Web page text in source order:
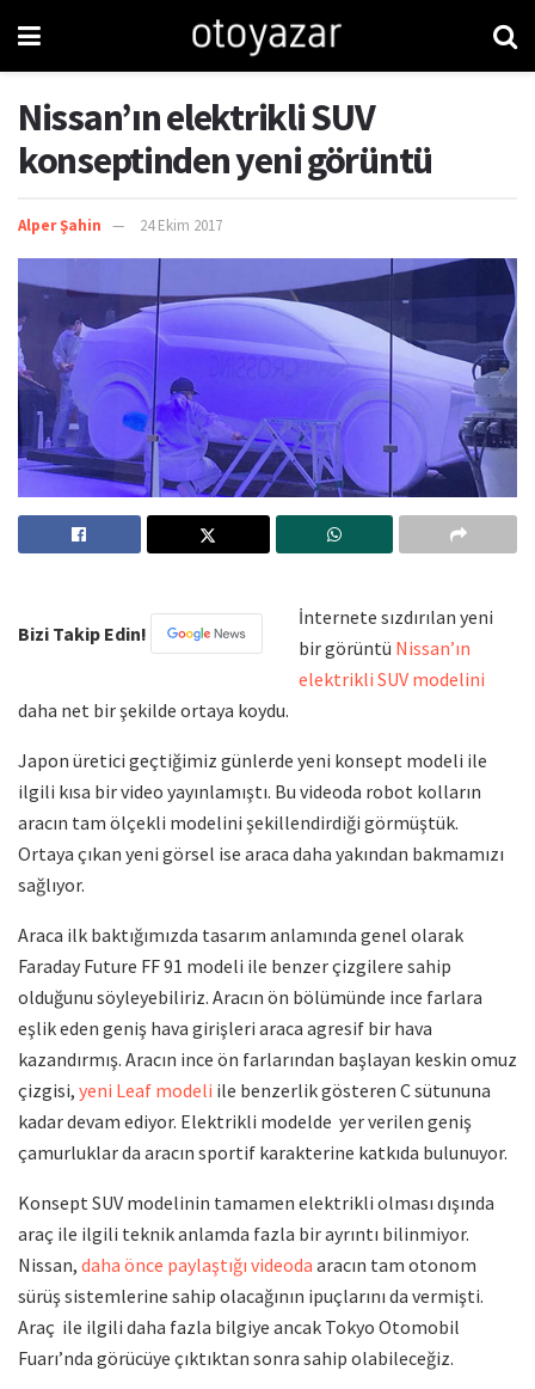
Nissan’ın elektrikli SUV
konseptinden yeni görüntü
Alper Şahin 24 Ekim 2017
Bizi Takip Edin!
İnternete sızdırılan yeni
bir görüntü Nissan’ın
elektrikli SUV modelini
daha net bir şekilde ortaya koydu.
Japon üretici geçtiğimiz günlerde yeni konsept modeli ile
ilgili kısa bir video yayınlamıştı. Bu videoda robot kolların
aracın tam ölçekli modelini şekillendirdiği görmüştük.
Ortaya çıkan yeni görsel ise araca daha yakından bakmamızı
sağlıyor.
Araca ilk baktığımızda tasarım anlamında genel olarak
Faraday Future FF 91 modeli ile benzer çizgilere sahip
olduğunu söyleyebiliriz. Aracın ön bölümünde ince farlara
eşlik eden geniş hava girişleri araca agresif bir hava
kazandırmış. Aracın ince ön farlarından başlayan keskin omuz
çizgisi, yeni Leaf modeli ile benzerlik gösteren C sütununa
kadar devam ediyor. Elektrikli modelde yer verilen geniş
çamurluklar da aracın sportif karakterine katkıda bulunuyor.
Konsept SUV modelinin tamamen elektrikli olması dışında
araç ile ilgili teknik anlamda fazla bir ayrıntı bilinmiyor.
Nissan, daha önce paylaştığı videoda aracın tam otonom
sürüş sistemlerine sahip olacağının ipuçlarını da vermişti.
Araç ile ilgili daha fazla bilgiye ancak Tokyo Otomobil
Fuarı’nda görücüye çıktıktan sonra sahip olabileceğiz.